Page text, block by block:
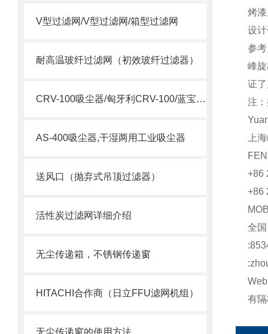
V型过滤网/V型过滤网/箱型过滤网
耐高温玻纤过滤网（初效玻纤过滤器）
CRV-100吸尘器/匈牙利CRV-100/蓝宝CRV-100吸尘器
AS-400吸尘器,干湿两用工业吸尘器
送风口（抛弃式吊顶过滤器）
活性炭过滤网详细介绍
无尘传递箱，不锈钢传递窗
HITACHI合作商（日立FFU滤网机组）
无尘传递窗的使用方法
烤
设
参
峰
证
注
上
+86
+86
全
有